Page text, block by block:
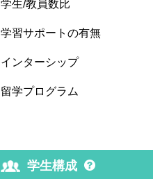
学生/教員数比
学習サポートの有無
インターシップ
留学プログラム
学生構成